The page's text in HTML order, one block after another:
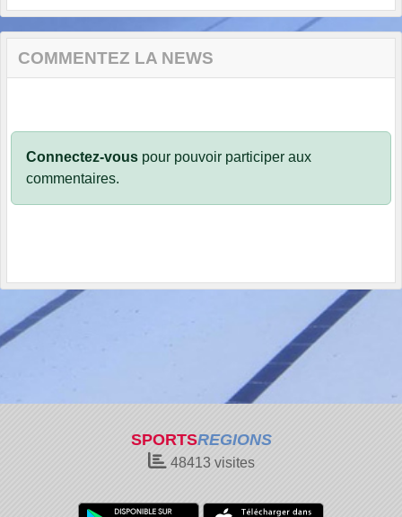
COMMENTEZ LA NEWS
Connectez-vous pour pouvoir participer aux
commentaires.
SPORTSREGIONS
48413visites